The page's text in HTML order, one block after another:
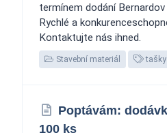
termínem dodání
Rychlé a
Kontaktujte nás ihned.
Stavební materiál tašky
Poptávám:
100 ks